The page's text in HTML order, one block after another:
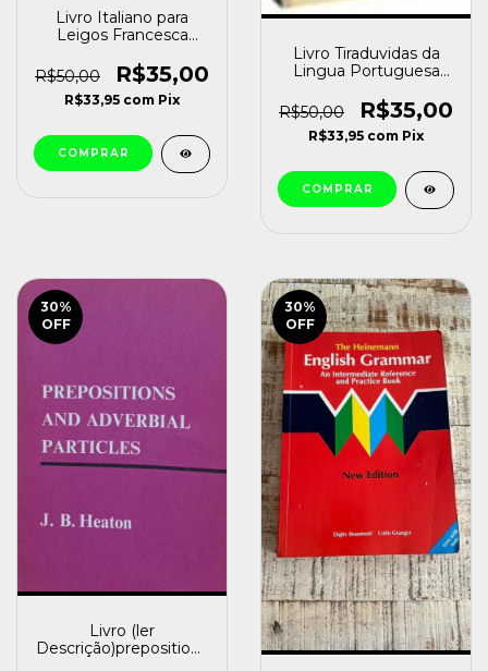
Livro Italiano para
Leigos Francesca
Karen Antje Moller
[usado]
R$50,00 R$35,00
R$33,95 com Pix
Livro Tiraduvidas da
Lingua Portuguesa
[usado]
R$50,00 R$35,00
R$33,95 com Pix
30%
OFF
Livro (ler
Descrição)prepositions
30%
OFF